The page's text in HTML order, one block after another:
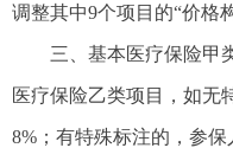
调整其中9个项目的“价格
三、基本医疗保险甲
医疗保险乙类项目，如无
8%；有特殊标注的，参